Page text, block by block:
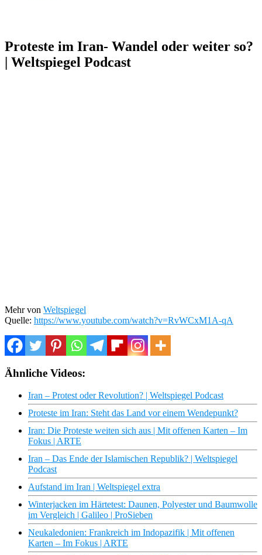
Proteste im Iran- Wandel oder weiter so?
| Weltspiegel Podcast
Mehr von Weltspiegel
Quelle: https://www.youtube.com/watch?v=RvWCxM1A-qA
Ähnliche Videos:
Iran – Protest oder Revolution? | Weltspiegel Podcast
Proteste im Iran: Steht das Land vor einem Wendepunkt?
Iran: Die Proteste weiten sich aus | Mit offenen Karten – Im
Fokus | ARTE
Iran – Das Ende der Islamischen Republik? | Weltspiegel
Podcast
Aufstand im Iran | Weltspiegel extra
Winterjacken im Härtetest: Daunen, Polyester und Baumwolle
im Vergleich | Galileo | ProSieben
Neukaledonien: Frankreich im Indopazifik | Mit offenen
Karten – Im Fokus | ARTE